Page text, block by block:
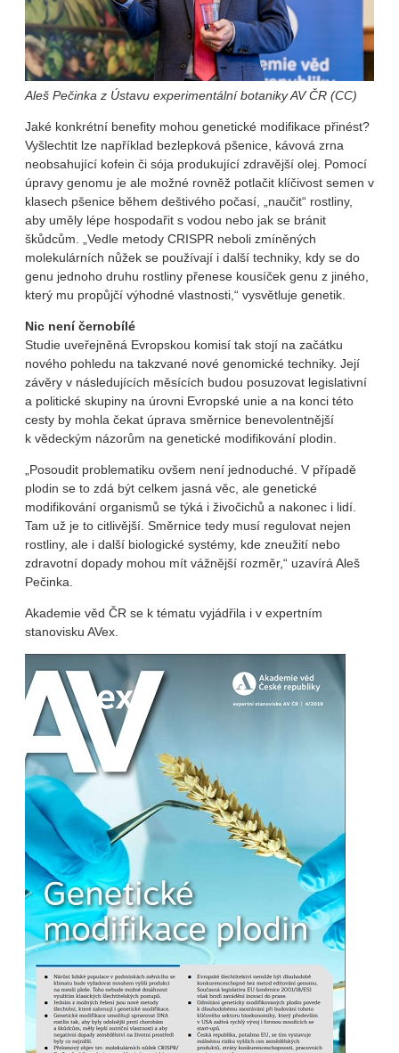
Aleš Pečinka z Ústavu experimentální botaniky AV ČR (CC)
Jaké konkrétní benefity mohou genetické modifikace přinést?
Vyšlechtit lze například bezlepková pšenice, kávová zrna
neobsahující kofein či sója produkující zdravější olej. Pomocí
úpravy genomu je ale možné rovněž potlačit klíčivost semen v
klasech pšenice během deštivého počasí, „naučit“ rostliny,
aby uměly lépe hospodařit s vodou nebo jak se bránit
škůdcům. „Vedle metody CRISPR neboli zmíněných
molekulárních nůžek se používají i další techniky, kdy se do
genu jednoho druhu rostliny přenese kousíček genu z jiného,
který mu propůjčí výhodné vlastnosti,“ vysvětluje genetik.
Nic není černobílé
Studie uveřejněná Evropskou komisí tak stojí na začátku
nového pohledu na takzvané nové genomické techniky. Její
závěry v následujících měsících budou posuzovat legislativní
a politické skupiny na úrovni Evropské unie a na konci této
cesty by mohla čekat úprava směrnice benevolentnější
k vědeckým názorům na genetické modifikování plodin.
„Posoudit problematiku ovšem není jednoduché. V případě
plodin se to zdá být celkem jasná věc, ale genetické
modifikování organismů se týká i živočichů a nakonec i lidí.
Tam už je to citlivější. Směrnice tedy musí regulovat nejen
rostliny, ale i další biologické systémy, kde zneužití nebo
zdravotní dopady mohou mít vážnější rozměr,“ uzavírá Aleš
Pečinka.
Akademie věd ČR se k tématu vyjádřila i v expertním
stanovisku AVex.